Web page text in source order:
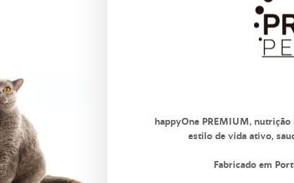
happyOne PREMIUM,
estilo de vida ativo,
Fabricado em